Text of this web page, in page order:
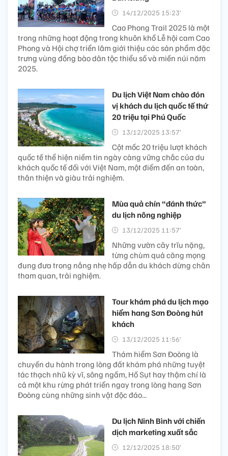
14/12/2025 15:23’
Cao Phong Trail 2025 là một
trong những hoạt động trong khuôn khổ Lễ hội cam Cao
Phong và Hội chợ triển lãm giới thiệu các sản phẩm đặc
trưng vùng đồng bào dân tộc thiểu số và miền núi năm
2025.
Du lịch Việt Nam chào đón
vị khách du lịch quốc tế thứ
20 triệu tại Phú Quốc
13/12/2025 13:57’
Cột mốc 20 triệu lượt khách
quốc tế thể hiện niềm tin ngày càng vững chắc của du
khách quốc tế đối với Việt Nam, một điểm đến an toàn,
thân thiện và giàu trải nghiệm.
Mùa quả chín “đánh thức”
du lịch nông nghiệp
13/12/2025 11:57’
Những vườn cây trĩu nặng,
từng chùm quả căng mọng
đung đưa trong nắng nhẹ hấp dẫn du khách dừng chân
tham quan, trải nghiệm.
Tour khám phá du lịch mạo
hiểm hang Sơn Đoòng hút
khách
13/12/2025 11:56’
Thám hiểm Sơn Đoòng là
chuyến du hành trong lòng đất khám phá những tuyệt
tác thạch nhũ kỳ vĩ, sông ngầm, Hố Sụt hay thậm chí là
cả một khu rừng phát triển ngay trong lòng hang Sơn
Đoòng cùng những sinh vật độc đáo...
Du lịch Ninh Bình với chiến
dịch marketing xuất sắc
12/12/2025 18:50’